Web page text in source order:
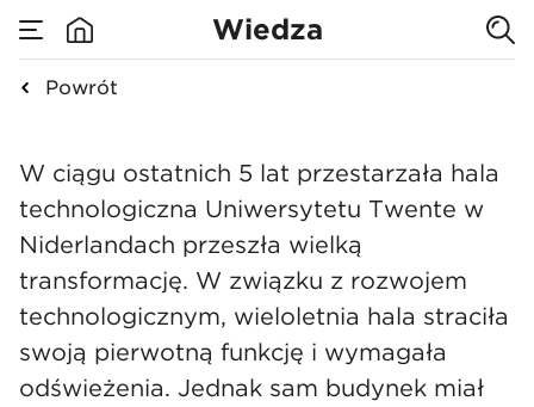
Wiedza
Powrót
Drugie życie
odmienić
kampusu
Uniwersytetu
Twente w
Niderlandach
W ciągu ostatnich 5 lat przestarzała hala
technologiczna Uniwersytetu Twente w
Niderlandach przeszła wielką
transformację. W związku z rozwojem
technologicznym, wieloletnia hala straciła
swoją pierwotną funkcję i wymagała
odświeżenia. Jednak sam budynek miał